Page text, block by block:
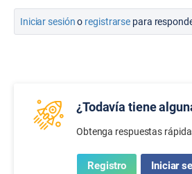
Iniciar sesióno registrarse para
¿Todavía tiene
Obtenga respuestas
Registro Iniciar